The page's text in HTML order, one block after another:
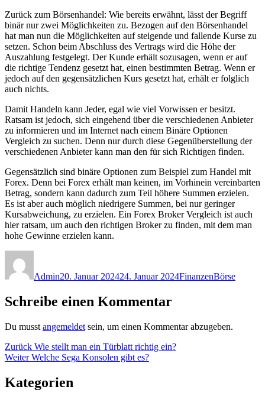
Zurück zum Börsenhandel: Wie bereits erwähnt, lässt der Begriff
binär nur zwei Möglichkeiten zu. Bezogen auf den Börsenhandel
hat man nun die Möglichkeiten auf steigende und fallende Kurse zu
setzen. Schon beim Abschluss des Vertrags wird die Höhe der
Auszahlung festgelegt. Der Kunde erhält sozusagen, wenn er auf
die richtige Tendenz gesetzt hat, einen bestimmten Betrag. Wenn er
jedoch auf den gegensätzlichen Kurs gesetzt hat, erhält er folglich
auch nichts.
Damit Handeln kann Jeder, egal wie viel Vorwissen er besitzt.
Ratsam ist jedoch, sich eingehend über die verschiedenen Anbieter
zu informieren und im Internet nach einem Binäre Optionen
Vergleich zu suchen. Denn nur durch diese Gegenüberstellung der
verschiedenen Anbieter kann man den für sich Richtigen finden.
Gegensätzlich sind binäre Optionen zum Beispiel zum Handel mit
Forex. Denn bei Forex erhält man keinen, im Vorhinein vereinbarten
Betrag, sondern kann dadurch zum Teil höhere Summen erzielen.
Es ist aber auch möglich niedrigere Summen, bei nur geringer
Kursabweichung, zu erzielen. Ein Forex Broker Vergleich ist auch
hier ratsam, um auch den richtigen Broker zu finden, mit dem man
hohe Gewinne erzielen kann.
Admin20. Januar 202424. Januar 2024FinanzenBörse
Schreibe einen Kommentar
Du musst angemeldet sein, um einen Kommentar abzugeben.
Beitragsnavigation
Zurück Vorheriger
Beitrag:
Wie stellt man ein Türblatt richtig ein?
Weiter Nächster
Welche Sega Konsolen gibt es?
Kategorien